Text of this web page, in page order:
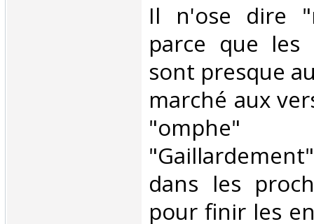
‎Il n'ose dire
parce que
sont presque
marché aux
dans les
pour finir les